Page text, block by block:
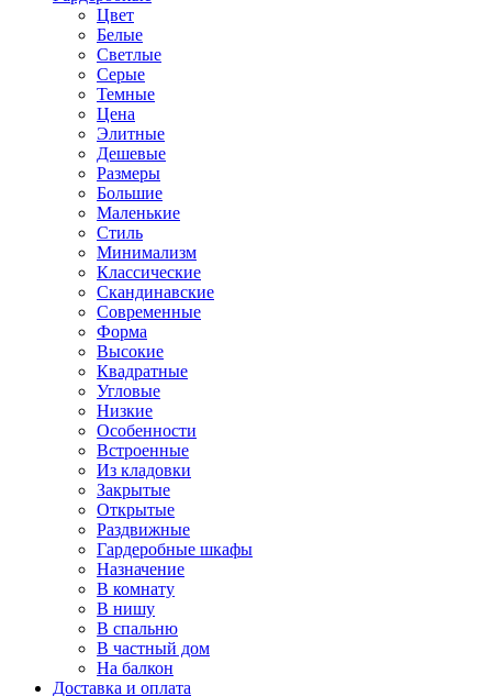
Цвет
Белые
Светлые
Серые
Темные
Цена
Элитные
Дешевые
Размеры
Большие
Маленькие
Стиль
Минимализм
Классические
Скандинавские
Современные
Форма
Высокие
Квадратные
Угловые
Низкие
Особенности
Встроенные
Из кладовки
Закрытые
Открытые
Раздвижные
Гардеробные шкафы
Назначение
В комнату
В нишу
В спальню
В частный дом
На балкон
Доставка и оплата